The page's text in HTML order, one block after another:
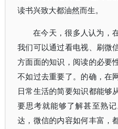
读书兴致大都油然而生。
在今天，很多人认为，
我们可以通过看电视、刷微
方面面的知识，阅读的必要
不如过去重要了。的确，在
日常生活的简要知识都能够
要思考就能够了解甚至熟
达，微信的内容如何丰富，